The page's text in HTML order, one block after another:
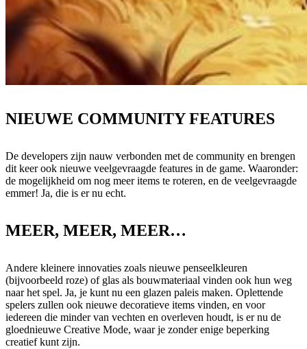
NIEUWE COMMUNITY FEATURES
De developers zijn nauw verbonden met de community en brengen
dit keer ook nieuwe veelgevraagde features in de game. Waaronder:
de mogelijkheid om nog meer items te roteren, en de veelgevraagde
emmer! Ja, die is er nu echt.
MEER, MEER, MEER…
Andere kleinere innovaties zoals nieuwe penseelkleuren
(bijvoorbeeld roze) of glas als bouwmateriaal vinden ook hun weg
naar het spel. Ja, je kunt nu een glazen paleis maken. Oplettende
spelers zullen ook nieuwe decoratieve items vinden, en voor
iedereen die minder van vechten en overleven houdt, is er nu de
gloednieuwe Creative Mode, waar je zonder enige beperking
creatief kunt zijn.